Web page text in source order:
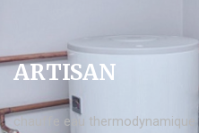
ARTISAN
chauffe eau thermodynamique